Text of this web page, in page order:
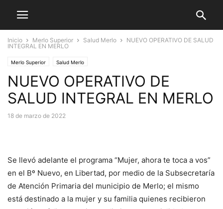
Inicio Merlo Superior Salud Merlo
NUEVO OPERATIVO DE SALUD
INTEGRAL EN MERLO
Merlo Superior Salud Merlo
NUEVO OPERATIVO DE
SALUD INTEGRAL EN MERLO
18 de marzo de 2022
Se llevó adelante el programa “Mujer, ahora te toca a vos”
en el Bº Nuevo, en Libertad, por medio de la Subsecretaría
de Atención Primaria del municipio de Merlo; el mismo
está destinado a la mujer y su familia quienes recibieron